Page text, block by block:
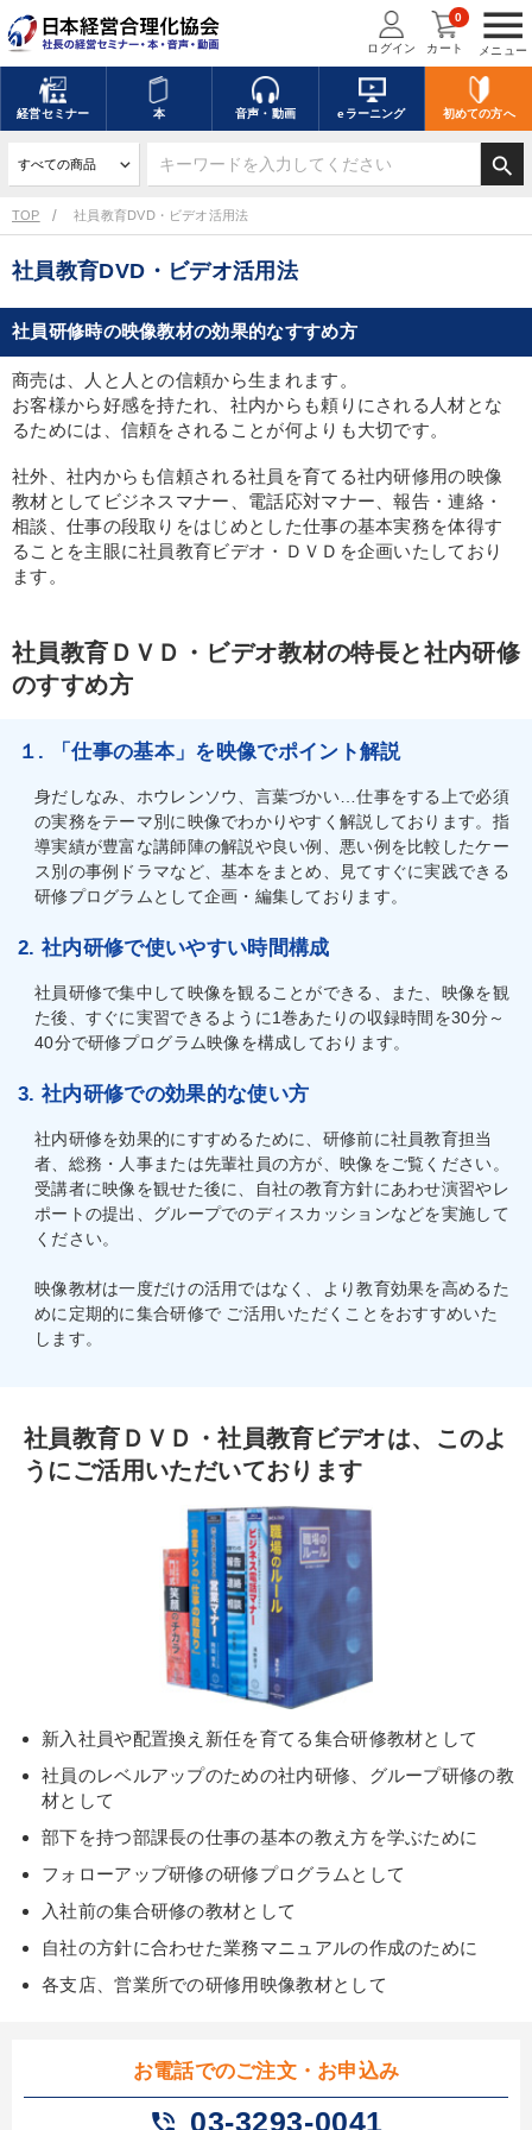
menu
メニュー
ログイン カート
0
経営セミナー 本 音声・動画 eラーニング 初めての方へ
search
TOP 社員教育DVD・ビデオ活用法
社員教育DVD・ビデオ活用法
お電話でのご注文・お申込み
phone_in_talk 03-3293-0041
社員研修時の映像教材の効果的なすすめ方
商売は、人と人との信頼から生まれます。
お客様から好感を持たれ、社内からも頼りにされる人材とな
るためには、信頼をされることが何よりも大切です。
社外、社内からも信頼される社員を育てる社内研修用の映像
教材としてビジネスマナー、電話応対マナー、報告・連絡・
相談、仕事の段取りをはじめとした仕事の基本実務を体得す
ることを主眼に社員教育ビデオ・ＤＶＤを企画いたしており
ます。
社員教育ＤＶＤ・ビデオ教材の特長と社内研修
のすすめ方
１. 「仕事の基本」を映像でポイント解説
身だしなみ、ホウレンソウ、言葉づかい…仕事をする上で必須
の実務をテーマ別に映像でわかりやすく解説しております。指
導実績が豊富な講師陣の解説や良い例、悪い例を比較したケー
ス別の事例ドラマなど、基本をまとめ、見てすぐに実践できる
研修プログラムとして企画・編集しております。
2. 社内研修で使いやすい時間構成
社員研修で集中して映像を観ることができる、また、映像を観
た後、すぐに実習できるように1巻あたりの収録時間を30分～
40分で研修プログラム映像を構成しております。
3. 社内研修での効果的な使い方
社内研修を効果的にすすめるために、研修前に社員教育担当
者、総務・人事または先輩社員の方が、映像をご覧ください。
受講者に映像を観せた後に、自社の教育方針にあわせ演習やレ
ポートの提出、グループでのディスカッションなどを実施して
ください。
映像教材は一度だけの活用ではなく、より教育効果を高めるた
めに定期的に集合研修で ご活用いただくことをおすすめいた
します。
社員教育ＤＶＤ・社員教育ビデオは、このよ
うにご活用いただいております
新入社員や配置換え新任を育てる集合研修教材として
社員のレベルアップのための社内研修、グループ研修の教
材として
部下を持つ部課長の仕事の基本の教え方を学ぶために
フォローアップ研修の研修プログラムとして
入社前の集合研修の教材として
自社の方針に合わせた業務マニュアルの作成のために
各支店、営業所での研修用映像教材として